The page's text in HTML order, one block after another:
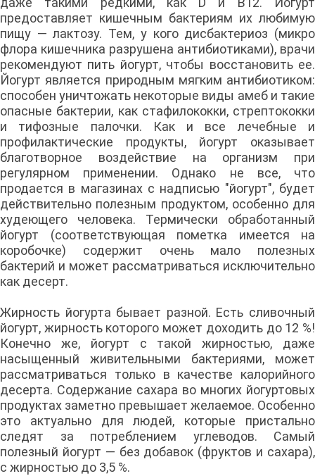
предоставляет кишечным бактериям их любимую
пищу — лактозу. Тем, у кого дисбактериоз (микро
флора кишечника разрушена антибиотиками), врачи
рекомендуют пить йогурт, чтобы восстановить ее.
Йогурт является природным мягким антибиотиком:
способен уничтожать некоторые виды амеб и такие
опасные бактерии, как стафилококки, стрептококки
и тифозные палочки. Как и все лечебные и
профилактические продукты, йогурт оказывает
благотворное воздействие на организм при
регулярном применении. Однако не все, что
продается в магазинах с надписью "йогурт", будет
действительно полезным продуктом, особенно для
худеющего человека. Термически обработанный
йогурт (соответствующая пометка имеется на
коробочке) содержит очень мало полезных
бактерий и может рассматриваться исключительно
как десерт.
Жирность йогурта бывает разной. Есть сливочный
йогурт, жирность которого может доходить до 12 %!
Конечно же, йогурт с такой жирностью, даже
насыщенный живительными бактериями, может
рассматриваться только в качестве калорийного
десерта. Содержание сахара во многих йогуртовых
продуктах заметно превышает желаемое. Особенно
это актуально для людей, которые пристально
следят за потреблением углеводов. Самый
полезный йогурт — без добавок (фруктов и сахара),
с жирностью до 3,5 %.